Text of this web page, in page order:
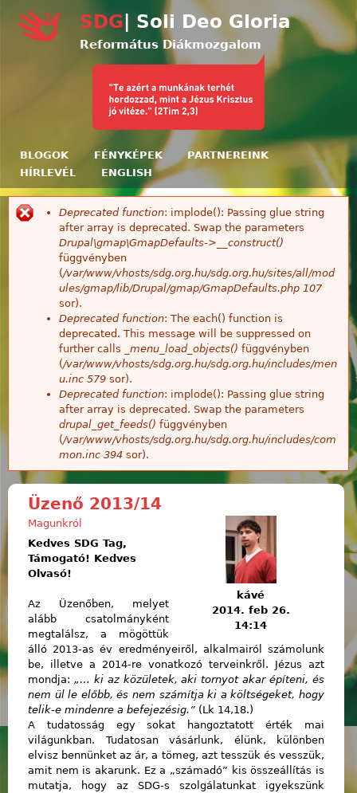
Ugrás a tartalomra
SDG | Soli Deo Gloria
Református Diákmozgalom
BLOGOK FÉNYKÉPEK
PARTNEREINK
HÍRLEVÉL
ENGLISH
Hibaüzenet
Deprecated function: implode(): Passing glue string
after array is deprecated. Swap the parameters
Drupal\gmap\GmapDefaults->__construct()
függvényben
(/var/www/vhosts/sdg.org.hu/sdg.org.hu/sites/all/mod
ules/gmap/lib/Drupal/gmap/GmapDefaults.php 107
sor).
Deprecated function: The each() function is
deprecated. This message will be suppressed on
further calls
_menu_load_objects() függvényben
(/var/www/vhosts/sdg.org.hu/sdg.org.hu/includes/men
u.inc 579 sor).
Deprecated function: implode(): Passing glue string
after array is deprecated. Swap the parameters
drupal_get_feeds() függvényben
(/var/www/vhosts/sdg.org.hu/sdg.org.hu/includes/com
mon.inc 394 sor).
Üzenő 2013/14
kávé
2014. feb 26.
14:14
Magunkról
Kedves SDG Tag,
Támogató! Kedves
Olvasó!
Az Üzenőben, melyet
alább csatolmányként
megtalálsz, a mögöttük
álló 2013-as év eredményeiről, alkalmairól számolunk
be, illetve a 2014-re vonatkozó terveinkről. Jézus azt
mondja: „… ki az közületek, aki tornyot akar építeni, és
nem ül le előbb, és nem számítja ki a költségeket, hogy
telik-e mindenre a befejezésig.” (Lk 14,18.)
A tudatosság egy sokat hangoztatott érték mai
világunkban. Tudatosan vásárlunk, élünk, különben
elvisz bennünket az ár, a tömeg, azt tesszük és vesszük,
amit nem is akarunk. Ez a „számadó” kis összeállítás is
mutatja, hogy az SDG-s szolgálatunkat igyekszünk